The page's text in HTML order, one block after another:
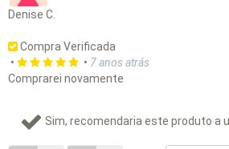
Denise C.
Compra Verificada
•
• 7 anos atrás
Comprarei novamente
Sim, recomendaria este produto a